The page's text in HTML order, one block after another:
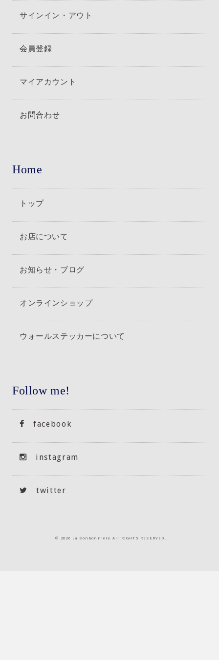
サインイン・アウト
会員登録
マイアカウント
お問合わせ
Home
トップ
お店について
お知らせ・ブログ
オンラインショップ
ウォールステッカーについて
Follow me!
facebook
instagram
twitter
© 2026 La Bonbonnière All RIGHTS RESERVED.